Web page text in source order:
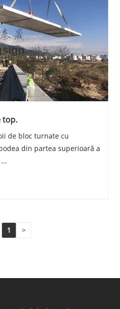
top.
de bloc turnate cu
din partea superioară a
1 >